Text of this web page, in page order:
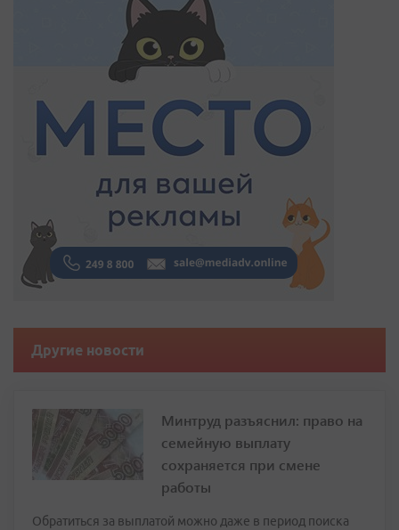
Другие новости
Минтруд разъяснил: право на
семейную выплату
сохраняется при смене
работы
Обратиться за выплатой можно даже в период поиска